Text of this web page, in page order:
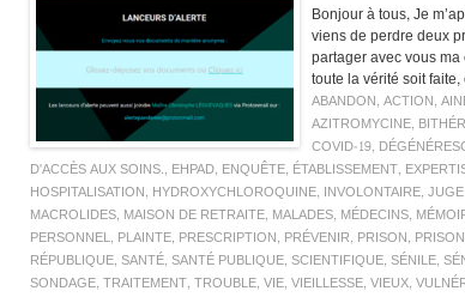
Bonjour à tous, Je
viens de perdre deux
partager avec vous
toute la vérité soit
ABANDON, ACTION,
AZITROMYCINE,
COVID-19,
D'ACCÈS AUX SOINS., EHPAD, ENQUÊTE, ÉTABLISSEMENT,
HOSPITALISATION, HYDROXYCHLOROQUINE, INVOLONTAIRE,
MACROLIDES, MAISON DE RETRAITE, MALADES, MÉDECINS,
PERSONNEL, PLAINTE, PRESCRIPTION, PRÉVENIR, PRISON,
RÉPUBLIQUE, SANTÉ, SANTÉ PUBLIQUE, SCIENTIFIQUE, SÉNILE,
SONDAGE, TRAITEMENT, TROUBLE, VIE, VIEILLESSE, VIEUX,